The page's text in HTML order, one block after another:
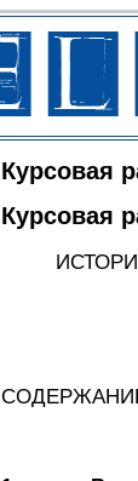
Курсовая
Курсовая
ИСТОРИЯ
В